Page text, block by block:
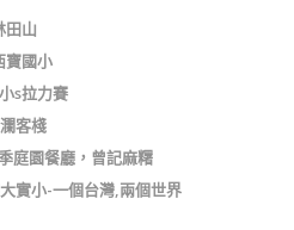
田山
寶國小
s拉力賽
客棧
庭園餐廳，曾記麻糬
實小-一個台灣,兩個世界